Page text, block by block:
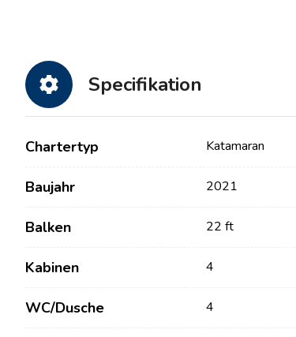
Specifikation
Chartertyp Katamaran
Baujahr 2021
Balken 22 ft
Kabinen 4
WC/Dusche 4
Kontakt Unsere Flotte